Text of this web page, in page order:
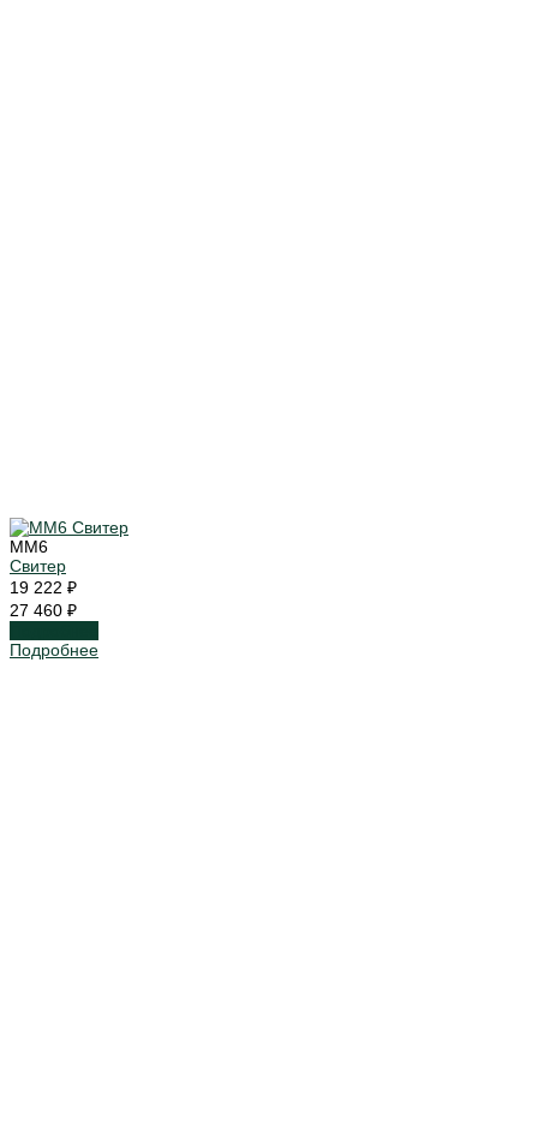
MM6
Свитер
19 222 ₽
27 460 ₽
Подробнее